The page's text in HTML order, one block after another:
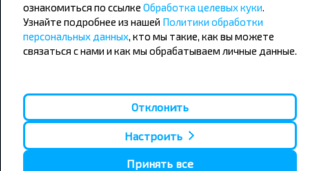
Минск - Брест
Минск - Гомель
Минск - Бобруйск
Брест - Минск
Варшава - Минск
Санкт-Петербург - Минск
Минск - Вильнюс
Минск - Варшава
Минск - Москва
ознакомиться по ссылкеОбработка целевых куки.
Узнайте подробнее из нашей Политики обработки
персональных данных, кто мы такие, как вы можете
связаться с нами и как мы обрабатываем личные данные.
Отклонить
Настроить
Принять все